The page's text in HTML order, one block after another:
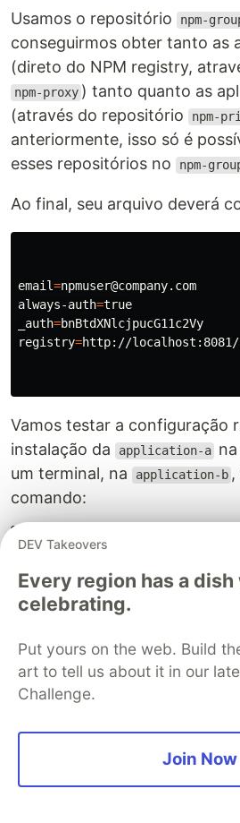
Usamos o repositório npm-
conseguirmos obter tanto as
(direto do NPM registry,
npm-proxy ) tanto quanto as
(através do repositório
npm-
anteriormente, isso só é
esses repositórios no
npm-
Ao final, seu arquivo deverá
email=npmuser@company.com
always-auth=
_auth=
registry=http://localhost:8081/
Vamos testar a configuração
instalação da
application-a
um terminal, na
application-b ,
comando:
$ npm install application-a
Aqui já conseguimos instalar
outros projetos a partir do
Agora, vamos instalar o axios
conseguimos instalar
DEV Takeovers
Every region has a
celebrating.
Put yours on the web. Build
art to tell us about it in our
Challenge.
Join Now